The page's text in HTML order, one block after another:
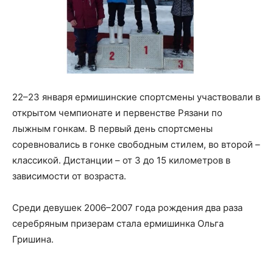
22–23 января ермишинские спортсмены участвовали в
открытом чемпионате и первенстве Рязани по
лыжным гонкам. В первый день спортсмены
соревновались в гонке свободным стилем, во второй –
классикой. Дистанции – от 3 до 15 километров в
зависимости от возраста.
Среди девушек 2006–2007 года рождения два раза
серебряным призерам стала ермишинка Ольга
Гришина.